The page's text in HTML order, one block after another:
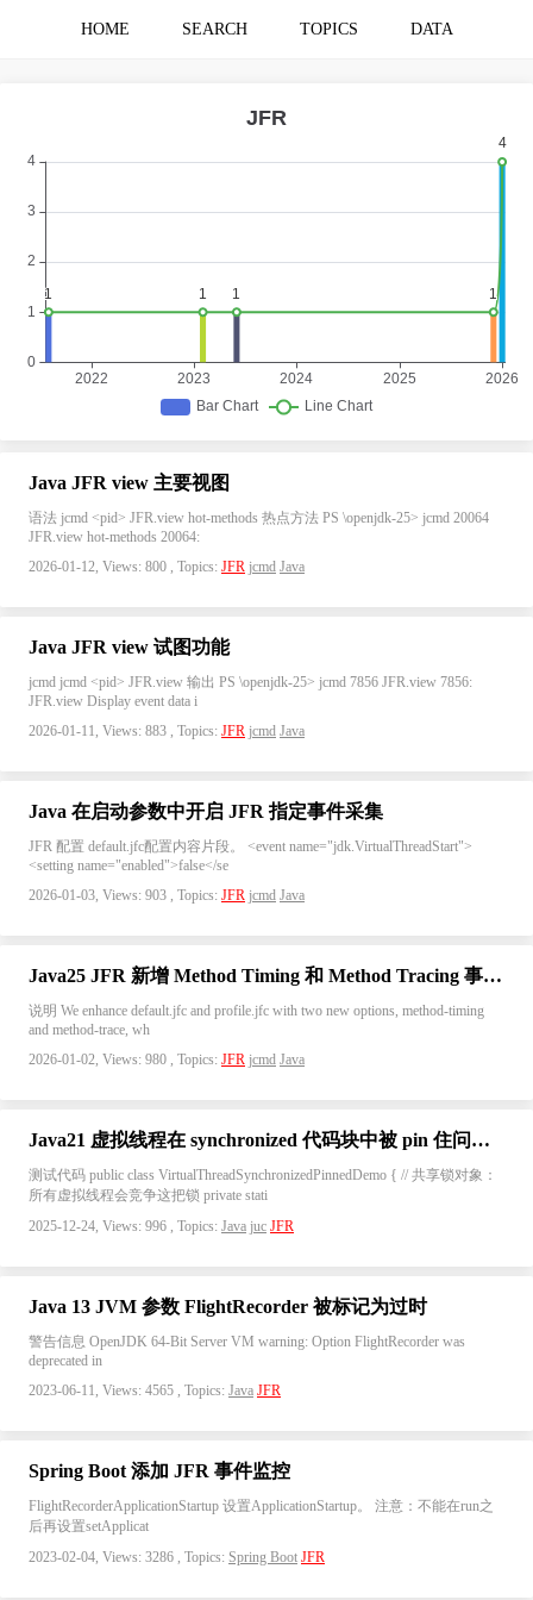
HOME SEARCH TOPICS DATA
Java JFR view 主要视图
语法 jcmd <pid> JFR.view hot-methods 热点方法 PS \openjdk-25> jcmd 20064
JFR.view hot-methods 20064:
2026-01-12, Views: 800 , Topics: JFR jcmd Java
Java JFR view 试图功能
jcmd jcmd <pid> JFR.view 输出 PS \openjdk-25> jcmd 7856 JFR.view 7856:
JFR.view Display event data i
2026-01-11, Views: 883 , Topics: JFR jcmd Java
Java 在启动参数中开启 JFR 指定事件采集
JFR 配置 default.jfc配置内容片段。 <event name="jdk.VirtualThreadStart">
<setting name="enabled">false</se
2026-01-03, Views: 903 , Topics: JFR jcmd Java
Java25 JFR 新增 Method Timing 和 Method Tracing 事件统计方法执行时间和堆栈
说明 We enhance default.jfc and profile.jfc with two new options, method-timing
and method-trace, wh
2026-01-02, Views: 980 , Topics: JFR jcmd Java
Java21 虚拟线程在 synchronized 代码块中被 pin 住问题复现
测试代码 public class VirtualThreadSynchronizedPinnedDemo { // 共享锁对象：
所有虚拟线程会竞争这把锁 private stati
2025-12-24, Views: 996 , Topics: Java juc JFR
Java 13 JVM 参数 FlightRecorder 被标记为过时
警告信息 OpenJDK 64-Bit Server VM warning: Option FlightRecorder was
deprecated in
2023-06-11, Views: 4565 , Topics: Java JFR
Spring Boot 添加 JFR 事件监控
FlightRecorderApplicationStartup 设置ApplicationStartup。 注意：不能在run之
后再设置setApplicat
2023-02-04, Views: 3286 , Topics: Spring Boot JFR